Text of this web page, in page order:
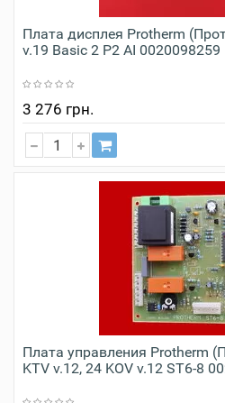
Плата дисплея Protherm
v.19 Basic 2 P2 AI 0020098259
3 276 грн.
Плата управления Protherm
KTV v.12, 24 KOV v.12 ST6-8